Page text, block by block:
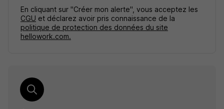
En cliquant sur "Créer mon alerte", vous acceptez les
CGU et déclarez avoir pris connaissance de la
politique de protection des données du site
hellowork.com.